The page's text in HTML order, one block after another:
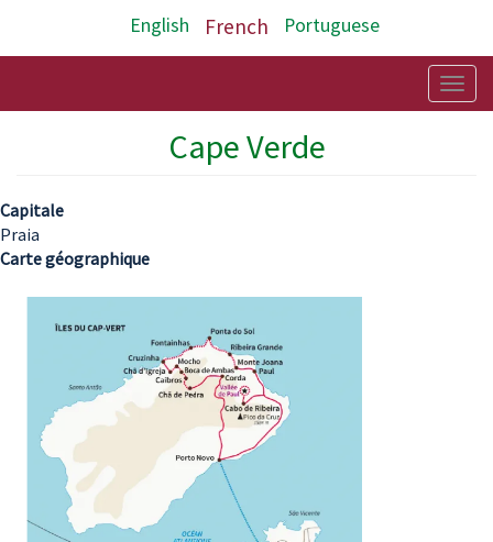
English French Portuguese
Cape Verde
Capitale
Praia
Carte géographique
Image